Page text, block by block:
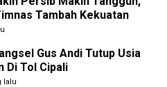
Tambah Kekuatan
Gus Andi Tutup Usia
Di Tol Cipali
lalu